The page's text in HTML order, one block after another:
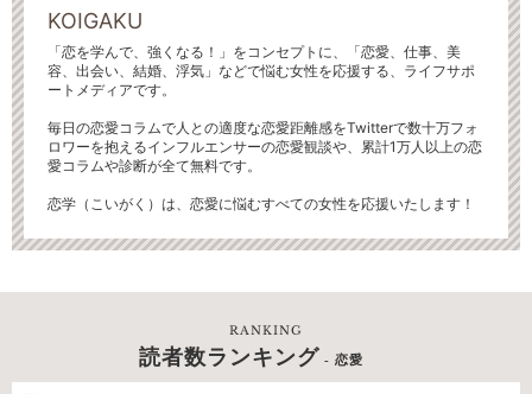
KOIGAKU
「恋を学んで、強くなる！」をコンセプトに、「恋愛、仕事、美
容、出会い、結婚、浮気」などで悩む女性を応援する、ライフサポ
ートメディアです。
毎日の恋愛コラムで人との適度な恋愛距離感をTwitterで数十万フォ
ロワーを抱えるインフルエンサーの恋愛観談や、累計1万人以上の恋
愛コラムや診断が全て無料です。
恋学（こいがく）は、恋愛に悩むすべての女性を応援いたします！
RANKING
読者数ランキング - 恋愛